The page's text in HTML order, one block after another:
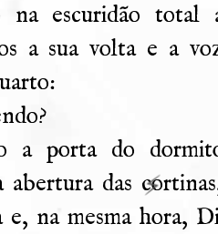
na escuridão total
a sua volta e a
a porta do
das
na mesma hora,